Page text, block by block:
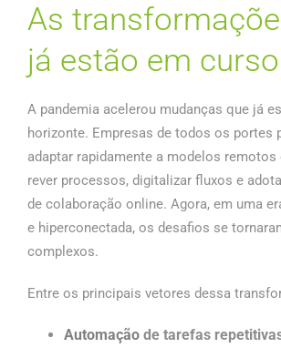
As
já estão em curso
A pandemia acelerou mudanças que já
horizonte. Empresas de todos os portes
adaptar rapidamente a modelos remotos
rever processos, digitalizar fluxos e
de colaboração online. Agora, em uma
e hiperconectada, os desafios se
complexos.
Entre os principais vetores dessa
Automação de tarefas